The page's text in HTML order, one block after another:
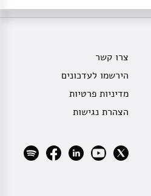
צרו קשר
הירשמו לעדכונים
מדיניות פרטיות
הצהרת נגישות